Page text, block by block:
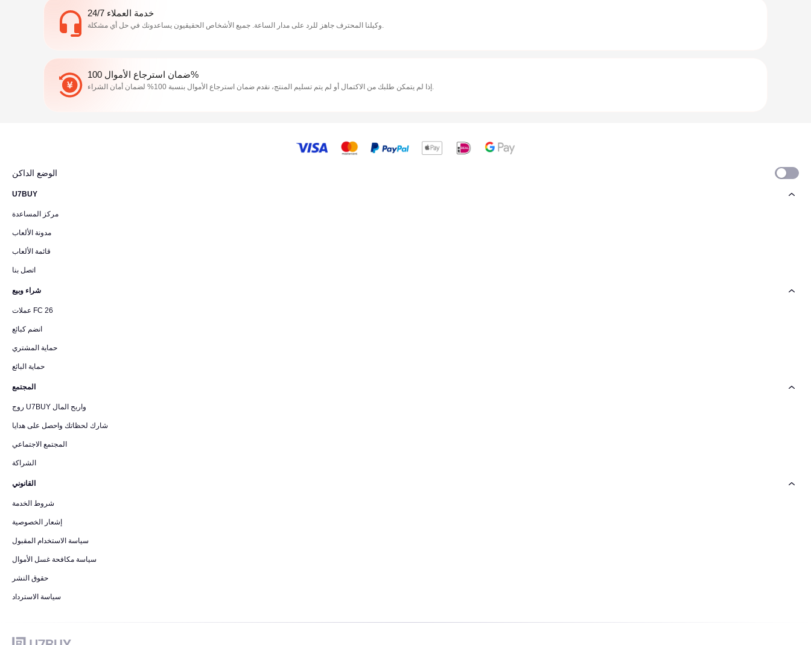
خدمة العملاء 24/7
وكيلنا المحترف جاهز للرد على مدار الساعة. جميع الأشخاص الحقيقيون يساعدونك في حل أي مشكلة.
ضمان استرجاع الأموال 100%
إذا لم يتمكن طلبك من الاكتمال أو لم يتم تسليم المنتج، نقدم ضمان استرجاع الأموال بنسبة 100% لضمان أمان الشراء.
الوضع الداكن
U7BUY
مركز المساعدة
مدونة الألعاب
قائمة الألعاب
اتصل بنا
شراء وبيع
عملات FC 26
انضم كبائع
حماية المشتري
حماية البائع
المجتمع
روج U7BUY واربح المال
شارك لحظاتك واحصل على هدايا
المجتمع الاجتماعي
الشراكة
القانوني
شروط الخدمة
إشعار الخصوصية
سياسة الاستخدام المقبول
سياسة مكافحة غسل الأموال
حقوق النشر
سياسة الاسترداد